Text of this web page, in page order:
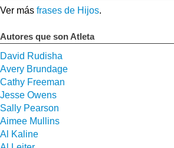
Ver más frases de Hijos.
Autores que son Atleta
David Rudisha
Avery Brundage
Cathy Freeman
Jesse Owens
Sally Pearson
Aimee Mullins
Al Kaline